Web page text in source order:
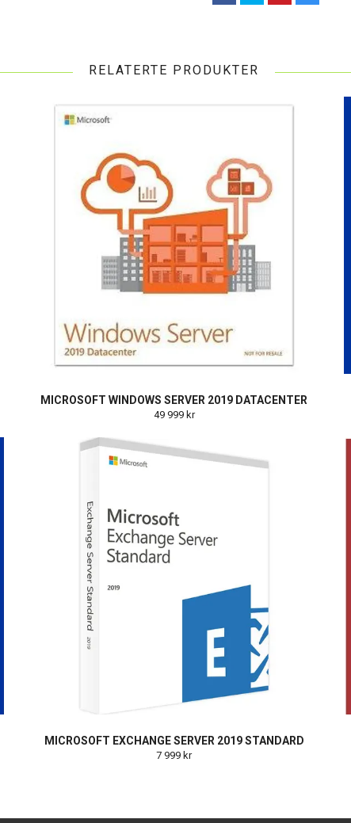
RELATERTE PRODUKTER
MICROSOFT WINDOWS SERVER 2019 DATACENTER
49 999 kr
MICROSOFT EXCHANGE SERVER 2019 STANDARD
7 999 kr